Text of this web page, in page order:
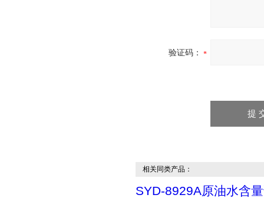
验证码：
相关同类产品：
SYD-8929A原油水含